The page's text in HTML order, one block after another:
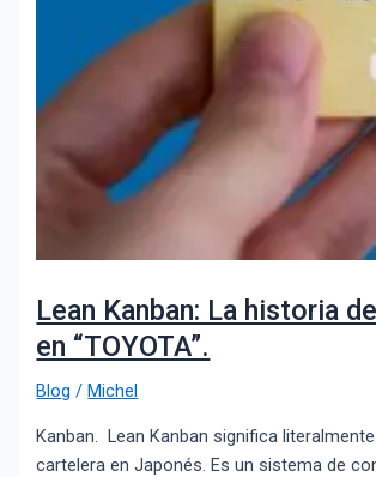
Lean Kanban: La historia
en “TOYOTA”.
Blog /Michel
Kanban. Lean Kanban significa
cartelera en Japonés. Es un sistema de